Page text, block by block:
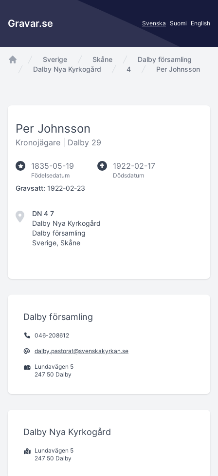
Gravar.se Svenska Suomi English
app.Start
Sverige Skåne
Dalby församling
Dalby Nya Kyrkogård
4 Per Johnsson
Per Johnsson
Kronojägare | Dalby 29
1835-05-19
Födelsedatum
1922-02-17
Dödsdatum
Gravsatt: 1922-02-23
DN 4 7
Dalby Nya Kyrkogård
Dalby församling
Sverige, Skåne
Dalby församling
046-208612
dalby.pastorat@svenskakyrkan.se
Lundavägen 5
247 50 Dalby
Dalby Nya Kyrkogård
Lundavägen 5
247 50 Dalby